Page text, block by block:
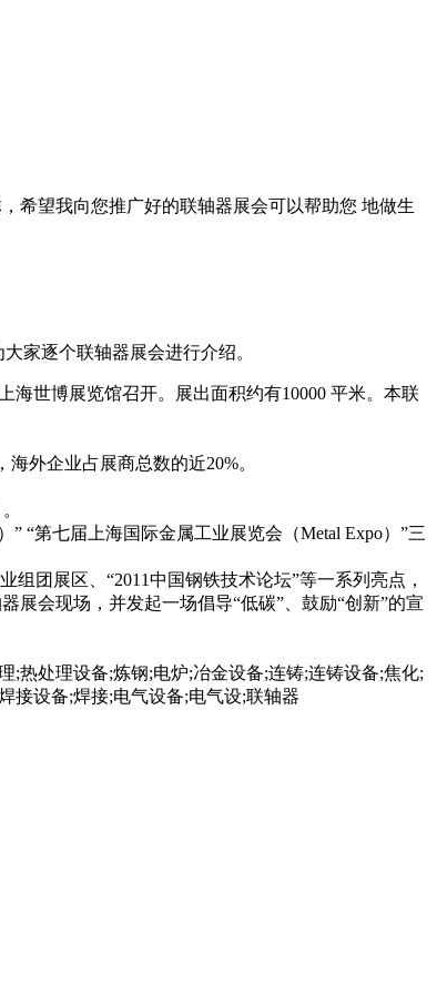
，希望我向您推广好的联轴器展会可以帮助您 地做生
家逐个联轴器展会进行介绍。
展览馆召开。展出面积约有10000 平米。本联
外企业占展商总数的近20%。
” “第七届上海国际金属工业展览会（Metal Expo）”三
展区、“2011中国钢铁技术论坛”等一系列亮点，
展会现场，并发起一场倡导“低碳”、鼓励“创新”的宣
;热处理设备;炼钢;电炉;冶金设备;连铸;连铸设备;焦化;
接设备;焊接;电气设备;电气设;联轴器